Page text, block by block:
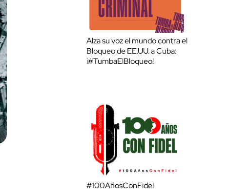
Alza su voz el mundo contra el
Bloqueo de EE.UU. a Cuba:
¡#TumbaElBloqueo!
#100AñosConFidel